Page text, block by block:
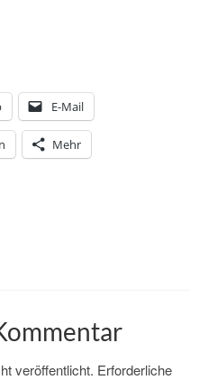
E-Mail
Mehr
veröffentlicht. Erforderliche